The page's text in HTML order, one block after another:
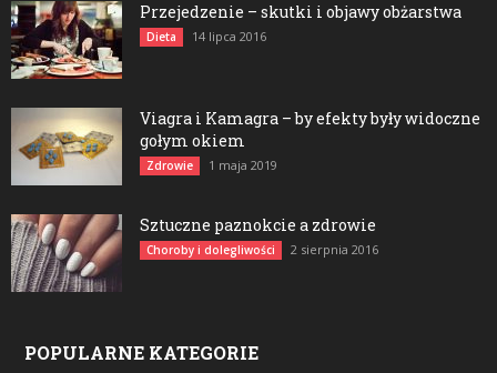
Przejedzenie – skutki i objawy obżarstwa
Dieta 14 lipca 2016
Viagra i Kamagra – by efekty były widoczne
gołym okiem
Zdrowie 1 maja 2019
Sztuczne paznokcie a zdrowie
Choroby i dolegliwości 2 sierpnia 2016
POPULARNE KATEGORIE